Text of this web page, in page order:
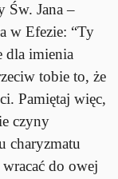
Św. Jana –
w Efezie: “Ty
dla imienia
tobie to, że
Pamiętaj więc,
czyny
charyzmatu
wracać do owej